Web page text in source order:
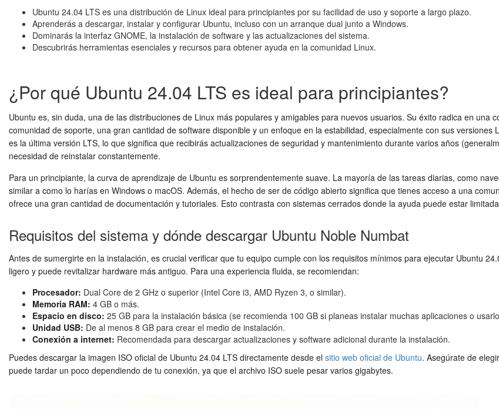
Ubuntu 24.04 LTS es una distribución de Linux ideal para principiantes por su facilidad de uso y soporte a largo plazo.
Aprenderás a descargar, instalar y configurar Ubuntu, incluso con un arranque dual junto a Windows.
Dominarás la interfaz GNOME, la instalación de software y las actualizaciones del sistema.
Descubrirás herramientas esenciales y recursos para obtener ayuda en la comunidad Linux.
¿Por qué Ubuntu 24.04 LTS es ideal para principiantes?
Ubuntu es, sin duda, una de las distribuciones de Linux más populares y amigables para nuevos usuarios. Su éxito radica en
comunidad de soporte, una gran cantidad de software disponible y un enfoque en la estabilidad, especialmente con sus
es la última versión LTS, lo que significa que recibirás actualizaciones de seguridad y mantenimiento durante varios años
necesidad de reinstalar constantemente.
Para un principiante, la curva de aprendizaje de Ubuntu es sorprendentemente suave. La mayoría de las tareas diarias, como
similar a como lo harías en Windows o macOS. Además, el hecho de ser de código abierto significa que tienes acceso a una
ofrece una gran cantidad de documentación y tutoriales. Esto contrasta con sistemas cerrados donde la ayuda puede estar
Requisitos del sistema y dónde descargar Ubuntu Noble Numbat
Antes de sumergirte en la instalación, es crucial verificar que tu equipo cumple con los requisitos mínimos para ejecutar Ubuntu
ligero y puede revitalizar hardware más antiguo. Para una experiencia fluida, se recomiendan:
Procesador: Dual Core de 2 GHz o superior (Intel Core i3, AMD Ryzen 3, o similar).
Memoria RAM: 4 GB o más.
Espacio en disco: 25 GB para la instalación básica (se recomienda 100 GB si planeas instalar muchas aplicaciones o
Unidad USB: De al menos 8 GB para crear el medio de instalación.
Conexión a internet: Recomendada para descargar actualizaciones y software adicional durante la instalación.
Puedes descargar la imagen ISO oficial de Ubuntu 24.04 LTS directamente desde el sitio web oficial de Ubuntu. Asegúrate de
puede tardar un poco dependiendo de tu conexión, ya que el archivo ISO suele pesar varios gigabytes.